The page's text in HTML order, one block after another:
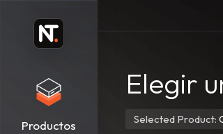
Productos
Elegir
Selected Product: